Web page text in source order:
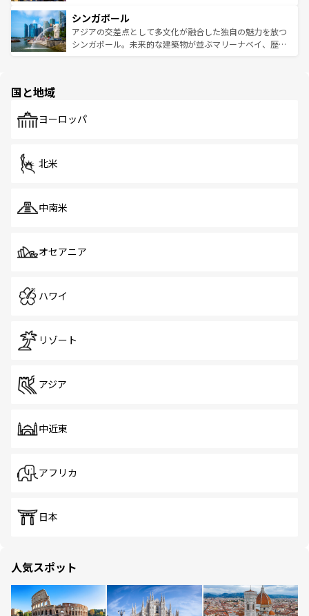
参照してほしい。
激する。気候は一年中温暖で、どの季節にも異なる楽しみ
が待っている。親しみやすいタイの人々、仏教を中心とし
た文化、そして多様な観光資源が、訪れる旅人を魅了し続
み、どこを訪れても感動するはず。観光スポットが密集し
ており、効率よく見どころを回れるのも魅力。息をのむよ
うな絶景から文化的な体験まで、香港を存分に楽しみ尽く
シンガポール
アジアの交差点として多文化が融合した独自の魅力を放つ
シンガポール。未来的な建築物が並ぶマリーナベイ、歴史
で、ホーカーズは地元の風情を楽しめる外せないスポット
国と地域
ヨーロッパ
北米
中南米
オセアニア
ハワイ
リゾート
アジア
中近東
アフリカ
日本
人気スポット